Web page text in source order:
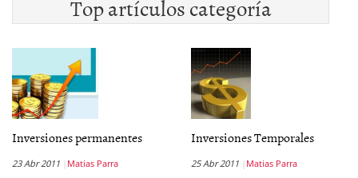
Top artículos categoría
Inversiones permanentes
23 Abr 2011 Matias Parra
Inversiones Temporales
25 Abr 2011 Matias Parra